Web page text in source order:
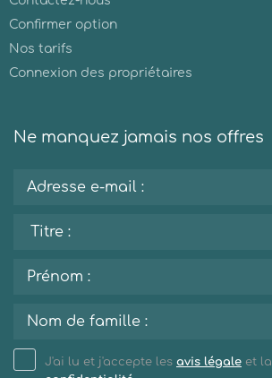
Confirmer option
Nos tarifs
Connexion des propriétaires
Ne manquez jamais nos offres
J'ai lu et j'accepte les avis légale et la